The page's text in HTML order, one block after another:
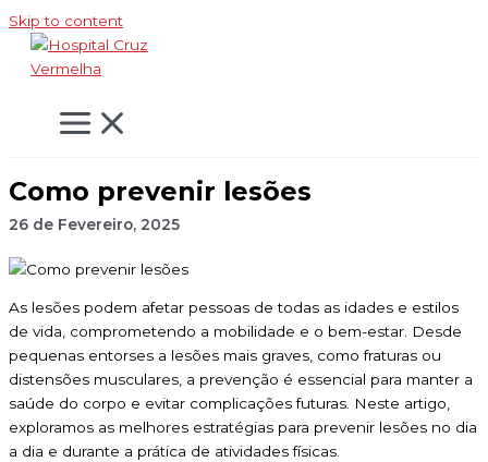
Skip to content
Como prevenir lesões
26 de Fevereiro, 2025
As lesões podem afetar pessoas de todas as idades e estilos
de vida, comprometendo a mobilidade e o bem-estar. Desde
pequenas entorses a lesões mais graves, como fraturas ou
distensões musculares, a prevenção é essencial para manter a
saúde do corpo e evitar complicações futuras. Neste artigo,
exploramos as melhores estratégias para prevenir lesões no dia
a dia e durante a prática de atividades físicas.